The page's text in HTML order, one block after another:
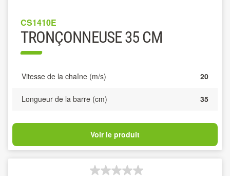
CS1410E
TRONÇONNEUSE 35 CM
Vitesse de la chaîne (m/s) 20
Longueur de la barre (cm) 35
Voir le produit